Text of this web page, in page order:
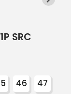
SRC
46
47